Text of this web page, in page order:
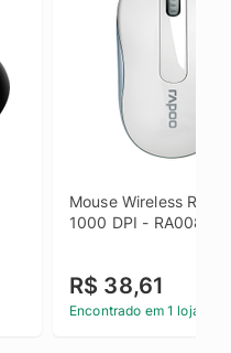
Mouse Wireless
1000 DPI - RA008
R$ 38,61
Encontrado em 1 loja